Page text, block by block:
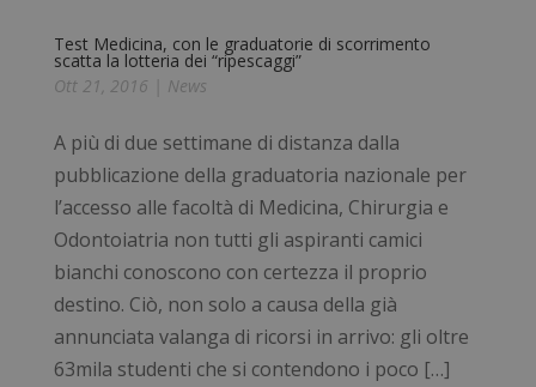
Test Medicina, con le graduatorie di scorrimento
scatta la lotteria dei “ripescaggi”
Ott 21, 2016
News
A più di due settimane di distanza dalla
pubblicazione della graduatoria nazionale per
l’accesso alle facoltà di Medicina, Chirurgia e
Odontoiatria non tutti gli aspiranti camici
bianchi conoscono con certezza il proprio
destino. Ciò, non solo a causa della già
annunciata valanga di ricorsi in arrivo: gli oltre
63mila studenti che si contendono i poco […]